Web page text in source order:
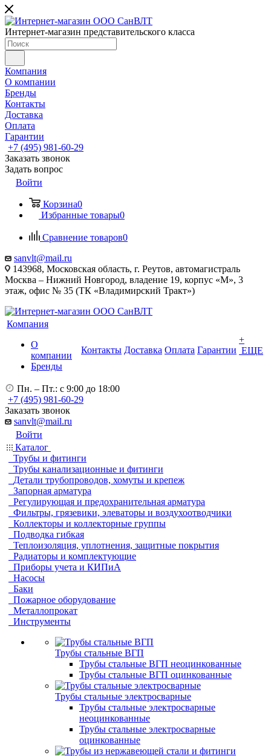
Интернет-магазин представительского класса
Компания
О компании
Бренды
Контакты
Доставка
Оплата
Гарантии
+7 (495) 981-60-29
Заказать звонок
Задать вопрос
Войти
Корзина0
Избранные товары0
Сравнение товаров0
sanvlt@mail.ru
143968, Московская область, г. Реутов, автомагистраль
Москва – Нижний Новгород, владение 19, корпус «М», 3
этаж, офис № 35 (ТК «Владимирский Тракт»)
Компания
О
компании
Бренды
Контакты Доставка Оплата Гарантии
+
ЕЩЕ
Пн. – Пт.: с 9:00 до 18:00
+7 (495) 981-60-29
Заказать звонок
sanvlt@mail.ru
Войти
Каталог
Трубы и фитинги
Трубы канализационные и фитинги
Детали трубопроводов, хомуты и крепеж
Запорная арматура
Регулирующая и предохранительная арматура
Фильтры, грязевики, элеваторы и воздухоотводчики
Коллекторы и коллекторные группы
Подводка гибкая
Теплоизоляция, уплотнения, защитные покрытия
Радиаторы и комплектующие
Приборы учета и КИПиА
Насосы
Баки
Пожарное оборудование
Металлопрокат
Инструменты
Трубы стальные ВГП
Трубы стальные ВГП неоцинкованные
Трубы стальные ВГП оцинкованные
Трубы стальные электросварные
Трубы стальные электросварные
неоцинкованные
Трубы стальные электросварные
оцинкованные